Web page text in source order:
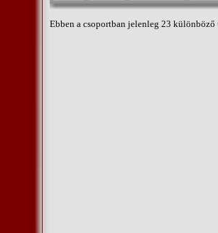
Ebben a csoportban jelenleg 23